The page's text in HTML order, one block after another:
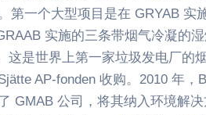
第一个大型项目是在 GRYAB 实
实施的三条带烟气冷凝的
这是世界上第一家垃圾发电厂的
AP-fonden 收购。2010 年，
GMAB 公司，将其纳入环境解